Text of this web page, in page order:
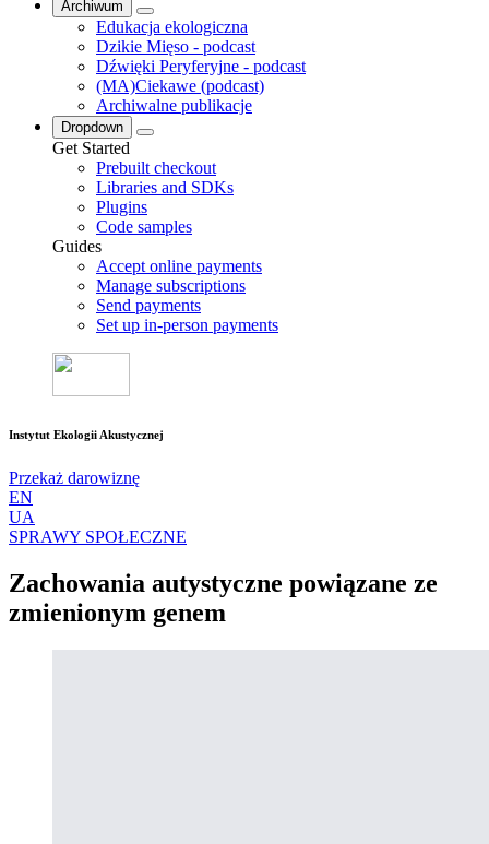
Archiwum
Edukacja ekologiczna
Dzikie Mięso - podcast
Dźwięki Peryferyjne - podcast
(MA)Ciekawe (podcast)
Archiwalne publikacje
Dropdown
Get Started
Prebuilt checkout
Libraries and SDKs
Plugins
Code samples
Guides
Accept online payments
Manage subscriptions
Send payments
Set up in-person payments
Instytut Ekologii Akustycznej
Przekaż darowiznę
EN
UA
SPRAWY SPOŁECZNE
Zachowania autystyczne powiązane ze
zmienionym genem